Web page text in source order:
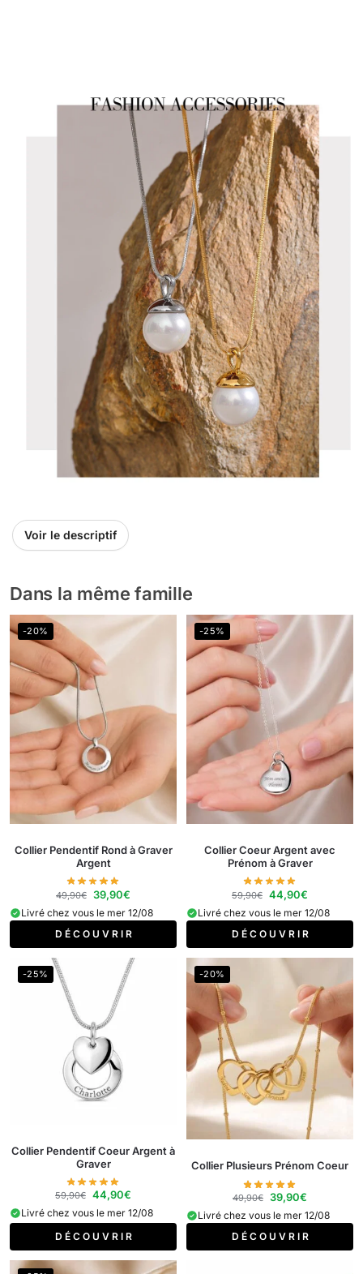
Voir le descriptif
Dans la même famille
-20%
Collier Pendentif Rond à Graver
Argent
49,90€ 39,90€
Livré chez vous le mer 12/08
D É C O U V R I R
-25%
Collier Coeur Argent avec
Prénom à Graver​
59,90€ 44,90€
Livré chez vous le mer 12/08
D É C O U V R I R
-25%
Collier Pendentif Coeur Argent à
Graver
59,90€ 44,90€
Livré chez vous le mer 12/08
D É C O U V R I R
-20%
Collier Plusieurs Prénom Coeur
49,90€ 39,90€
Livré chez vous le mer 12/08
D É C O U V R I R